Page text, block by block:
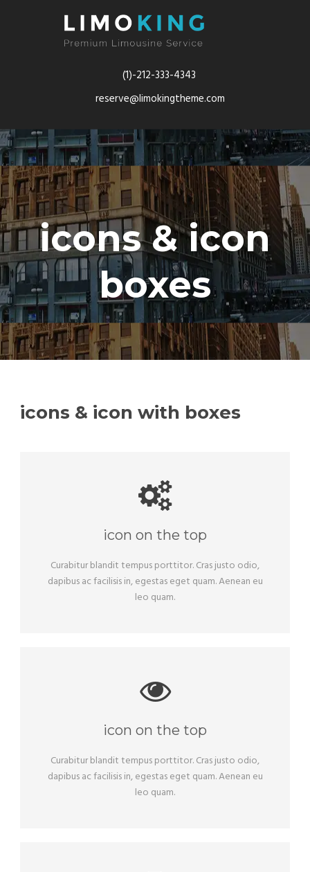
(1)-212-333-4343
reserve@limokingtheme.com
icons & icon
boxes
icons & icon with boxes
icon on the top
Curabitur blandit tempus porttitor. Cras justo odio,
dapibus ac facilisis in, egestas eget quam. Aenean eu
leo quam.
icon on the top
Curabitur blandit tempus porttitor. Cras justo odio,
dapibus ac facilisis in, egestas eget quam. Aenean eu
leo quam.